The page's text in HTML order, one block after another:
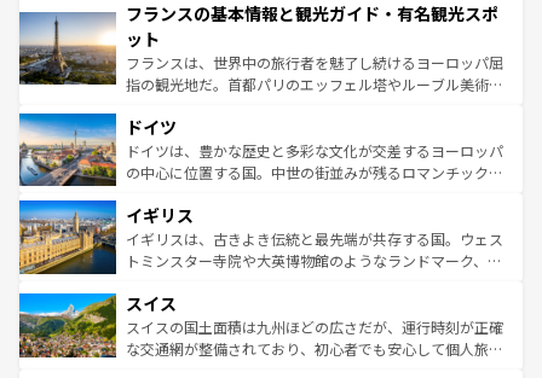
ませてくれるイタリアで、忘れられない旅をしてみよう！
なお、新着のイタリア情報は
しい。
文化が根付くこの国では、情熱的なフラメンコ、熱気あふ
れる闘牛、そして美味しいタパスが生活の一部となってい
る。首都マドリードの洗練された雰囲気や、バルセロナの
アートに溢れた街角から、地方では古代ローマ遺跡や中世
せる。地方によって風土や気候が異なるスペインはその個
性で訪れる人を魅了する。 なお、新着のスペイン情報は コ
ンテンツ一覧を参照してほしい。
フランスの基本情報と観光ガイド・有名観光スポ
ット
フランスは、世界中の旅行者を魅了し続けるヨーロッパ屈
指の観光地だ。首都パリのエッフェル塔やルーブル美術館
で、幅広い魅力が詰まっている。華麗な宮殿、歴史的な大
聖堂、美しいビーチ、そして豊かな自然が、訪れる者を心
から魅了する。また、フランスは美食の国としても知ら
いる。シャンパンの発祥地であるランス、プロヴァンスの
香り高いラベンダー畑など、多彩な楽しみ方が可能だ。さ
らに、パリ以外の地域にも魅力が溢れており、どの街角に
れる地方に足を運ぶとそれぞれで全く異なる文化を体験で
きるだろう。 なお、新着のフランス情報はコンテンツ一覧
を参照してほしい。
ドイツ
ドイツは、豊かな歴史と多彩な文化が交差するヨーロッパ
の中心に位置する国。中世の街並みが残るロマンチック街
顔を持つこの国は、どこを歩いても飽きることがない。ベ
ルリンの文化的活気、バイエルン州のアルプスの絶景、そ
してライン川沿いのワイン畑といった風景は必見。ビール
は、お酒好きな人にはぜひ体験してほしい。 なお、新着の
ドイツ情報はコンテンツ一覧を参照してほしい。
イギリス
イギリスは、古きよき伝統と最先端が共存する国。ウェス
トミンスター寺院や大英博物館のようなランドマーク、歴
リアごとに異なる魅力がある。また、優雅なアフタヌーン
ティー、ビール好きにはたまらない英国パブ、サッカー観
戦など、本場だからこそできる体験も豊富。イギリスを旅
スイス
スイスの国土面積は九州ほどの広さだが、運行時刻が正確
な交通網が整備されており、初心者でも安心して個人旅行